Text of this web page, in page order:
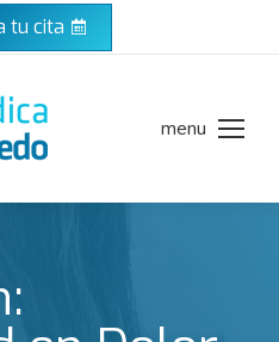
tu cita
menu